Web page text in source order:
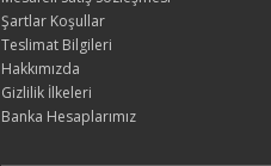
Şartlar Koşullar
Teslimat Bilgileri
Hakkımızda
Gizlilik İlkeleri
Banka Hesaplarımız